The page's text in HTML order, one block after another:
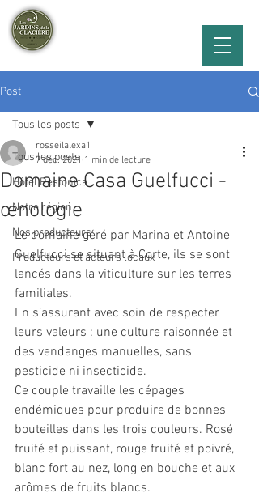
Hôtel les Jardins de la glacière***
Post
Tous les posts
Hôtel Restonica
Notre région
Nos producteurs
Producteurs et acteurs locaux
Tous les posts
Domaine Casa Guelfucci -
œnologie
rosseilalexa1
7 déc. 2021 1 min de lecture
Le domaine géré par Marina et Antoine
Guelfucci se situant à Corte, ils se sont
lancés dans la viticulture sur les terres
familiales.
En s’assurant avec soin de respecter
leurs valeurs : une culture raisonnée et
des vendanges manuelles, sans
pesticide ni insecticide.
Ce couple travaille les cépages
endémiques pour produire de bonnes
bouteilles dans les trois couleurs. Rosé
fruité et puissant, rouge fruité et poivré,
blanc fort au nez, long en bouche et aux
arômes de fruits blancs.